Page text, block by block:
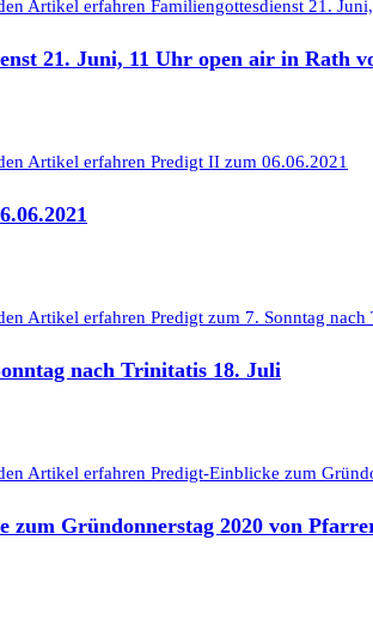
21. Juni, 11 Uhr open air in Rath
nach Trinitatis 18. Juli
zum Gründonnerstag 2020 von